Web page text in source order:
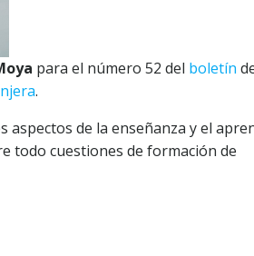
para el número 52 del boletín
.
de la enseñanza y el
todo cuestiones de formación de